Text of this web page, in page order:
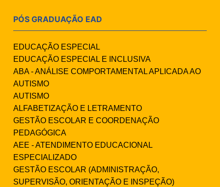
PÓS GRADUAÇÃO EAD
EDUCAÇÃO ESPECIAL
EDUCAÇÃO ESPECIAL E INCLUSIVA
ABA - ANÁLISE COMPORTAMENTAL APLICADA AO
AUTISMO
AUTISMO
ALFABETIZAÇÃO E LETRAMENTO
GESTÃO ESCOLAR E COORDENAÇÃO
PEDAGÓGICA
AEE - ATENDIMENTO EDUCACIONAL
ESPECIALIZADO
GESTÃO ESCOLAR (ADMINISTRAÇÃO,
SUPERVISÃO, ORIENTAÇÃO E INSPEÇÃO)